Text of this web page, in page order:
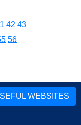
42 43
56
WEBSITES